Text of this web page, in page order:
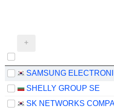
SHELLY GROUP SE